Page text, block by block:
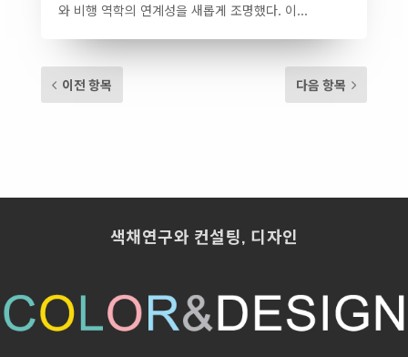
와 비행 역학의 연계성을 새롭게 조명했다. 이...
이전 항목 다음 항목
색채연구와 컨설팅, 디자인